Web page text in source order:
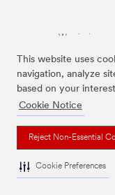
This website uses
navigation, analyze
based on your
Cookie Notice
Reject Non-Essential
Cookie Preferences
Wymienione